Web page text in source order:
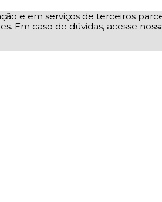
e em serviços de terceiros
Em caso de dúvidas, acesse